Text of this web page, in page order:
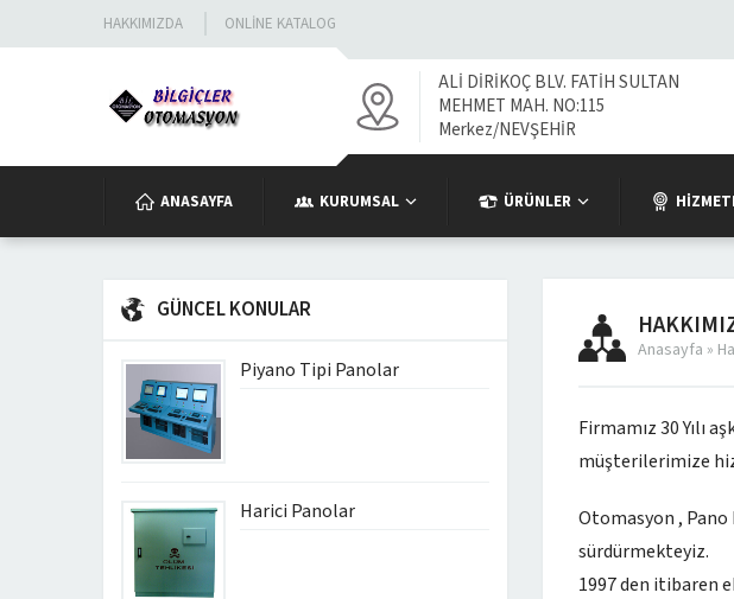
HAKKIMIZDA ONLINE KATALOG
ALİ DİRİKOÇ BLV. FATİH SULTAN
MEHMET MAH. NO:115
Merkez/NEVŞEHİR
ANASAYFA KURUMSAL ÜRÜNLER
Anasayfa »
Firmamız 30 Yılı
müşterilerimize
Otomasyon ,
sürdürmekteyiz.
1997 den itibaren
GÜNCEL KONULAR
Piyano Tipi Panolar
Harici Panolar